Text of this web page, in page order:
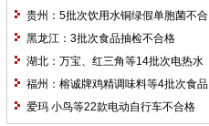
患
贵州：5批次饮用水铜绿假单胞菌不合
规
黑龙江：3批次食品抽检不合格
湖北：万宝、红三角等14批次电热水
壶存隐患
福州：榕诚牌鸡精调味料等4批次食品
不合格
爱玛 小鸟等22款电动自行车不合格